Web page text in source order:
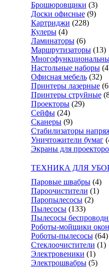
Брошюровщики (3)
Доски офисные (9)
Картриджи (228)
Кулеры (4)
Ламинаторы (6)
Маршрутизаторы (13)
Настольные наборы
Офисная мебель (32)
Принтеры лазерные
Принтеры струйные
Проекторы (29)
Сейфы (24)
Сканеры (9)
Стабилизаторы
Уничтожители бумаг
Экраны для
ТЕХНИКА ДЛЯ
Паровые швабры (4)
Пароочистители (1)
Паропылесосы (2)
Пылесосы (133)
Пылесосы
Роботы-мойщики окон
Роботы-пылесосы (64)
Стеклоочистители (1)
Электровеники (1)
Электрошвабры (5)